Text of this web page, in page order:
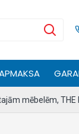
mēbelēm, THE